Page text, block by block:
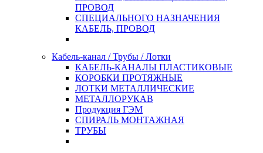
ПРОВОД
СПЕЦИАЛЬНОГО НАЗНАЧЕНИЯ
КАБЕЛЬ, ПРОВОД
Кабель-канал / Трубы / Лотки
КАБЕЛЬ-КАНАЛЫ ПЛАСТИКОВЫЕ
КОРОБКИ ПРОТЯЖНЫЕ
ЛОТКИ МЕТАЛЛИЧЕСКИЕ
МЕТАЛЛОРУКАВ
Продукция ГЭМ
СПИРАЛЬ МОНТАЖНАЯ
ТРУБЫ